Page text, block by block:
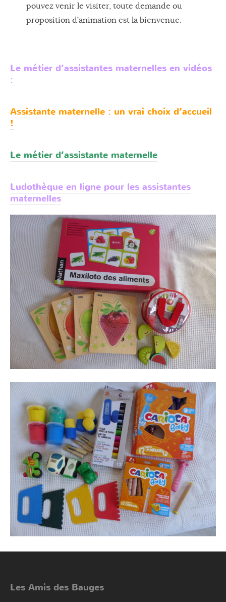
pouvez venir le visiter, toute demande ou
proposition d’animation est la bienvenue.
Le métier d’assistantes maternelles en vidéos
:
Assistante maternelle : un vrai choix d’accueil
!
Le métier d’assistante maternelle
Ludothèque en ligne pour les assistantes
maternelles
Les Amis des Bauges